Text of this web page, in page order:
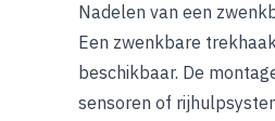
Nadelen van een
Een zwenkbare
beschikbaar. De
sensoren of